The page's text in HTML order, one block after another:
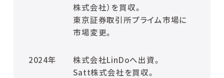
株式会社）を買収。
東京証券取引所プライム市場に
市場変更。
2024年
株式会社LinDoへ出資。
Satt株式会社を買収。